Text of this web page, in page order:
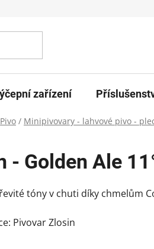
zařízení
Pivo / Minipivovary - lahvové pivo -
- Golden Ale
tóny v chuti díky chmelům
Pivovar Zlosin